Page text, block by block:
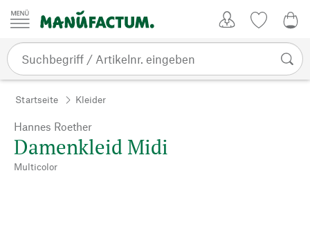
Zum Inhalt springen
Startseite Kleider
Hannes Roether
Damenkleid Midi
Multicolor